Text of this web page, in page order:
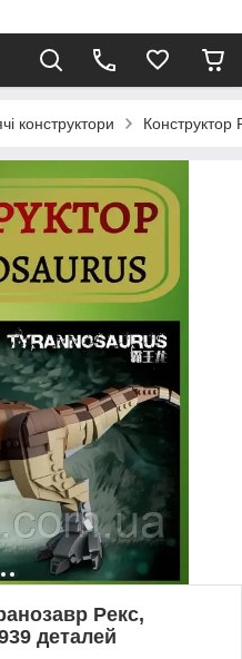
конструктори Конструктор
Рекс,
деталей